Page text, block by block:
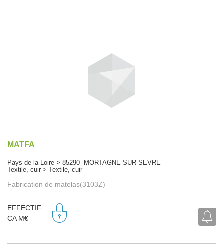
MATFA
Pays de la Loire > 85290 MORTAGNE-SUR-SEVRE
Textile, cuir > Textile, cuir
Fabrication de matelas(3103Z)
EFFECTIF
CA M€